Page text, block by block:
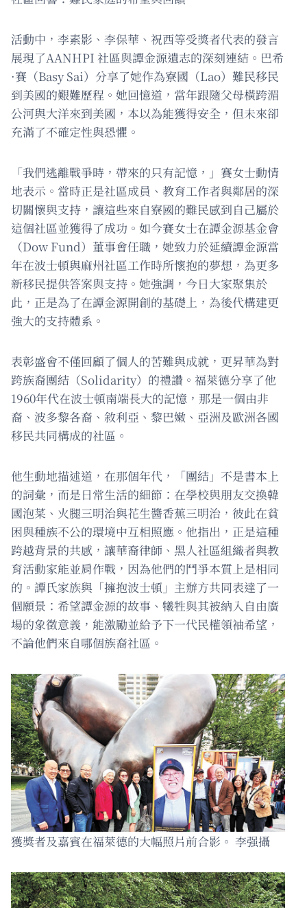
活動中，李素影、李保華、祝西等受獎者代表的發言
展現了AANHPI 社區與譚金源遺志的深刻連結。巴希
·賽（Basy Sai）分享了她作為寮國（Lao）難民移民
到美國的艱難歷程。她回憶道，當年跟隨父母橫跨湄
公河與大洋來到美國，本以為能獲得安全，但未來卻
充滿了不確定性與恐懼。
「我們逃離戰爭時，帶來的只有記憶，」賽女士動情
地表示。當時正是社區成員、教育工作者與鄰居的深
切關懷與支持，讓這些來自寮國的難民感到自己屬於
這個社區並獲得了成功。如今賽女士在譚金源基金會
（Dow Fund）董事會任職，她致力於延續譚金源當
年在波士頓與麻州社區工作時所懷抱的夢想，為更多
新移民提供答案與支持。她強調，今日大家聚集於
此，正是為了在譚金源開創的基礎上，為後代構建更
強大的支持體系。
表彰盛會不僅回顧了個人的苦難與成就，更昇華為對
跨族裔團結（Solidarity）的禮讚。福萊德分享了他
1960年代在波士頓南端長大的記憶，那是一個由非
裔、波多黎各裔、敘利亞、黎巴嫩、亞洲及歐洲各國
移民共同構成的社區。
他生動地描述道，在那個年代，「團結」不是書本上
的詞彙，而是日常生活的細節：在學校與朋友交換韓
國泡菜、火腿三明治與花生醬香蕉三明治，彼此在貧
困與種族不公的環境中互相照應。他指出，正是這種
跨越背景的共感，讓華裔律師、黑人社區組織者與教
育活動家能並肩作戰，因為他們的鬥爭本質上是相同
的。譚氏家族與「擁抱波士頓」主辦方共同表達了一
個願景：希望譚金源的故事、犧牲與其被納入自由廣
場的象徵意義，能激勵並給予下一代民權領袖希望，
不論他們來自哪個族裔社區。
獲獎者及嘉賓在福萊德的大幅照片前合影。 李强攝